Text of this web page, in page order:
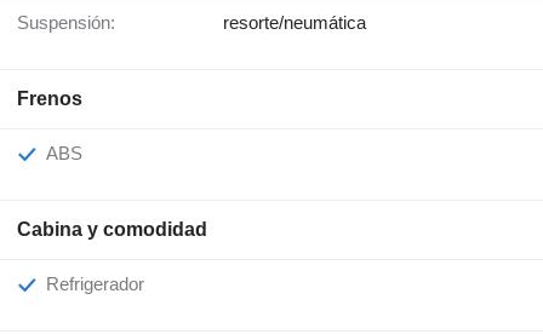
Suspensión: resorte/neumática
Frenos
ABS
Cabina y comodidad
Refrigerador